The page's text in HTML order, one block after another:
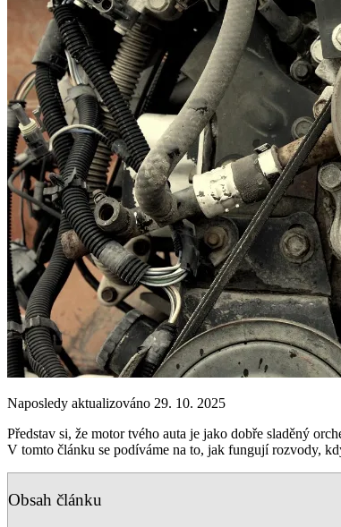
Naposledy aktualizováno 29. 10. 2025
Představ si, že motor tvého auta je jako dobře sladěný
V tomto článku se podíváme na to, jak fungují rozvody,
Obsah článku